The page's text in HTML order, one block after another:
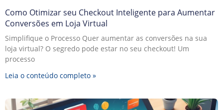
Como Otimizar seu Checkout Inteligente para Aumentar
Conversões em Loja Virtual
Simplifique o Processo Quer aumentar as conversões na sua
loja virtual? O segredo pode estar no seu checkout! Um
processo
Leia o conteúdo completo »